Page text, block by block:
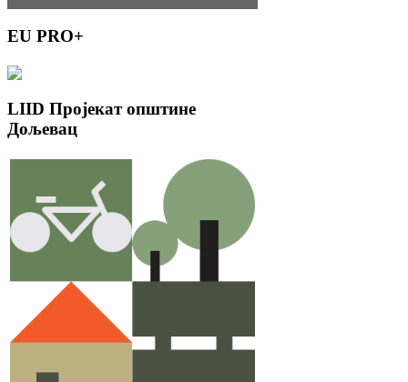
EU PRO+
LIID Пројекат општине
Дољевац